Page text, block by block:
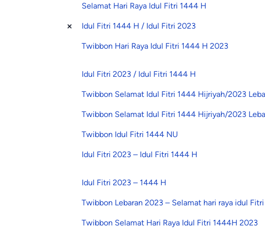
Selamat Hari Raya Idul Fitri 1444 H
Idul Fitri 1444 H / Idul Fitri 2023
Twibbon Hari Raya Idul Fitri 1444 H 2023
Idul Fitri 2023 / Idul Fitri 1444 H
Twibbon Selamat Idul Fitri 1444 Hijriyah/2023
Twibbon Selamat Idul Fitri 1444 Hijriyah/2023
Twibbon Idul Fitri 1444 NU
Idul Fitri 2023 – Idul Fitri 1444 H
Idul Fitri 2023 – 1444 H
Twibbon Lebaran 2023 – Selamat hari raya idul
Twibbon Selamat Hari Raya Idul Fitri 1444H 2023